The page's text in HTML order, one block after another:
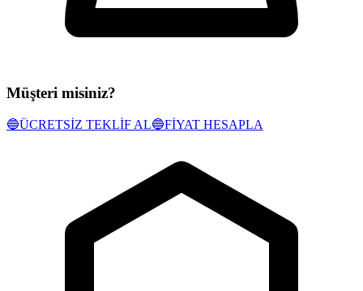
Müşteri misiniz?
🔵ÜCRETSİZ TEKLİF AL🔵FİYAT HESAPLA